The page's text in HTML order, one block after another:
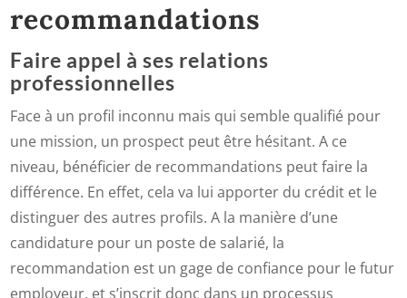
recommandations
Faire appel à ses relations
professionnelles
Face à un profil inconnu mais qui semble qualifié pour
une mission, un prospect peut être hésitant. A ce
niveau, bénéficier de recommandations peut faire la
différence. En effet, cela va lui apporter du crédit et le
distinguer des autres profils. A la manière d’une
candidature pour un poste de salarié, la
recommandation est un gage de confiance pour le futur
employeur, et s’inscrit donc dans un processus